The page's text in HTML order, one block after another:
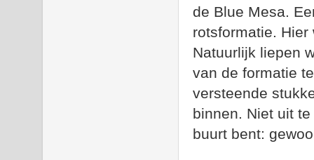
de Blue Mesa.
rotsformatie.
Natuurlijk liepen
van de formatie
versteende
binnen. Niet uit
buurt bent: